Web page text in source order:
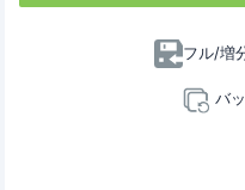
フル/増
バ